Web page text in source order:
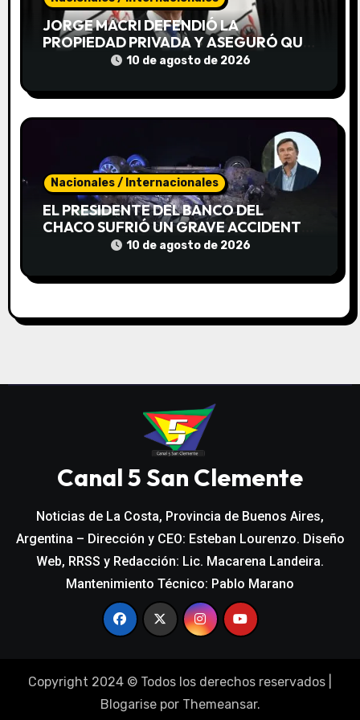
JORGE MACRI DEFENDIÓ LA
PROPIEDAD PRIVADA Y ASEGURÓ QUE
SE RECUPERARON 901 VIVIENDAS
10 de agosto de 2026
Nacionales / Internacionales
EL PRESIDENTE DEL BANCO DEL
CHACO SUFRIÓ UN GRAVE ACCIDENTE
Y PERMANECE INTERNADO
10 de agosto de 2026
Canal 5 San Clemente
Noticias de La Costa, Provincia de Buenos Aires,
Argentina – Dirección y CEO: Esteban Lourenzo. Diseño
Web, RRSS y Redacción: Lic. Macarena Landeira.
Mantenimiento Técnico: Pablo Marano
Copyright 2024 © Todos los derechos reservados
Blogarisepor Themeansar.